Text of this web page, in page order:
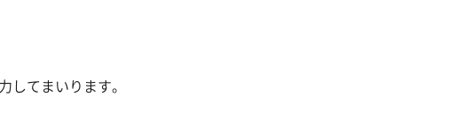
してまいります。